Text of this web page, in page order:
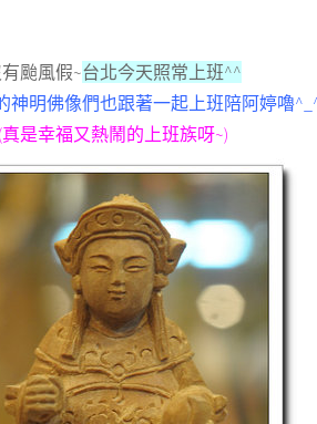
颱風假~台北今天照常上班^^
神明佛像們也跟著一起上班陪阿婷嚕
(真是幸福又熱鬧的上班族呀~)